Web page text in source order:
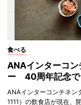
食べる
ANAインターコ
ー 40周年記念で
ANAインターコンチネン
1111）の飲食店が現在、